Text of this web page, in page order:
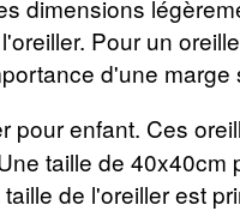
dimensions
Pour un
d'une
pour enfant. Ces
taille de
de l'oreiller est